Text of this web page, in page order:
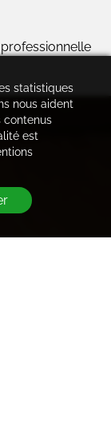
statistiques
nous aident
contenus
est